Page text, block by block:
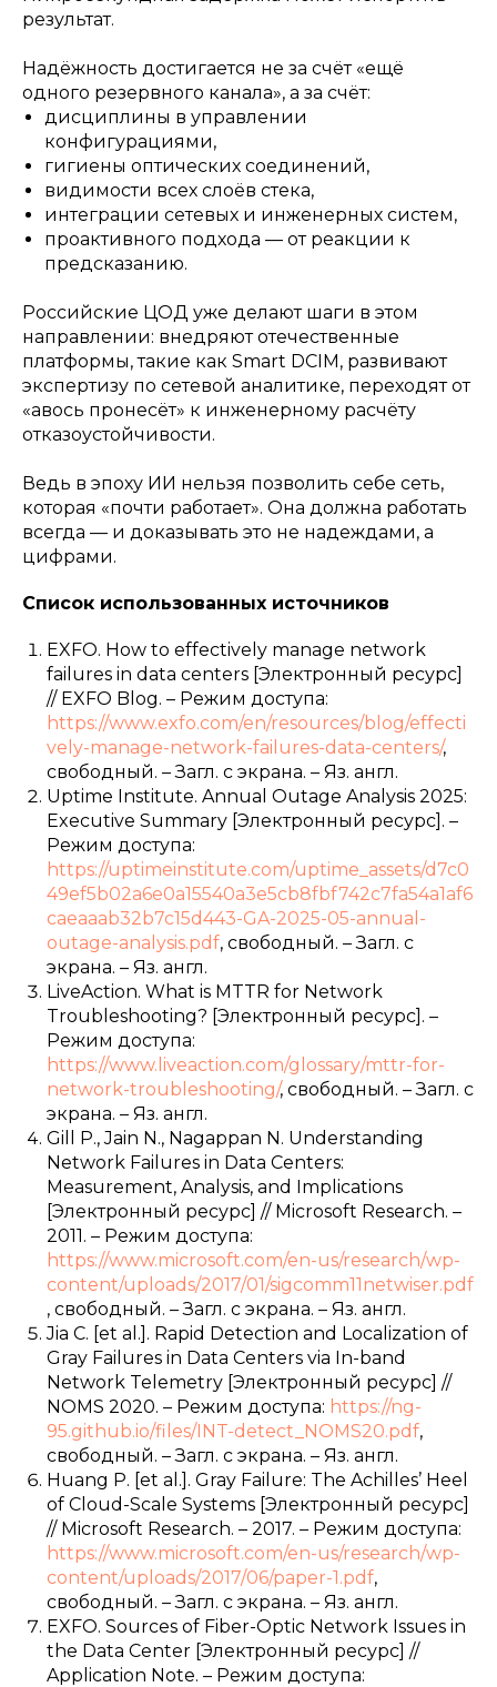
результат.
Надёжность достигается не за счёт «ещё
одного резервного канала», а за счёт:
дисциплины в управлении
конфигурациями,
гигиены оптических соединений,
видимости всех слоёв стека,
интеграции сетевых и инженерных систем,
проактивного подхода — от реакции к
предсказанию.
Российские ЦОД уже делают шаги в этом
направлении: внедряют отечественные
платформы, такие как Smart DCIM, развивают
экспертизу по сетевой аналитике, переходят от
«авось пронесёт» к инженерному расчёту
отказоустойчивости.
Ведь в эпоху ИИ нельзя позволить себе сеть,
которая «почти работает». Она должна работать
всегда — и доказывать это не надеждами, а
цифрами.
Список использованных источников
EXFO. How to effectively manage network
failures in data centers [Электронный ресурс]
// EXFO Blog. – Режим доступа:
https://www.exfo.com/en/resources/blog/effecti
vely-manage-network-failures-data-centers/,
свободный. – Загл. с экрана. – Яз. англ.
Uptime Institute. Annual Outage Analysis 2025:
Executive Summary [Электронный ресурс]. –
Режим доступа:
https://uptimeinstitute.com/uptime_assets/d7c0
49ef5b02a6e0a15540a3e5cb8fbf742c7fa54a1af6
caeaaab32b7c15d443-GA-2025-05-annual-
outage-analysis.pdf, свободный. – Загл. с
экрана. – Яз. англ.
LiveAction. What is MTTR for Network
Troubleshooting? [Электронный ресурс]. –
Режим доступа:
https://www.liveaction.com/glossary/mttr-for-
network-troubleshooting/, свободный. – Загл. с
экрана. – Яз. англ.
Gill P., Jain N., Nagappan N. Understanding
Network Failures in Data Centers:
Measurement, Analysis, and Implications
[Электронный ресурс] // Microsoft Research. –
2011. – Режим доступа:
https://www.microsoft.com/en-us/research/wp-
content/uploads/2017/01/sigcomm11netwiser.pdf
, свободный. – Загл. с экрана. – Яз. англ.
Jia C. [et al.]. Rapid Detection and Localization of
Gray Failures in Data Centers via In-band
Network Telemetry [Электронный ресурс] //
NOMS 2020. – Режим доступа: https://ng-
95.github.io/files/INT-detect_NOMS20.pdf,
свободный. – Загл. с экрана. – Яз. англ.
Huang P. [et al.]. Gray Failure: The Achilles’ Heel
of Cloud-Scale Systems [Электронный ресурс]
// Microsoft Research. – 2017. – Режим доступа:
https://www.microsoft.com/en-us/research/wp-
content/uploads/2017/06/paper-1.pdf,
свободный. – Загл. с экрана. – Яз. англ.
EXFO. Sources of Fiber-Optic Network Issues in
the Data Center [Электронный ресурс] //
Application Note. – Режим доступа: